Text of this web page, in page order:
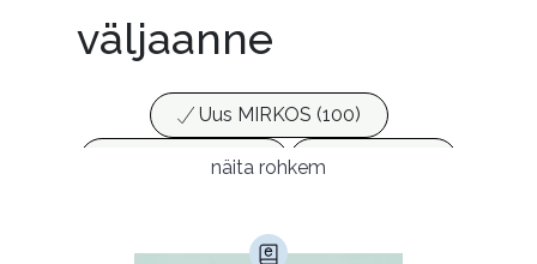
väljaanne
Uus MIRKOS (100)
Populaarsed (25)
Ajakirjad (17)
Armastusromaanid (292)
näita rohkem